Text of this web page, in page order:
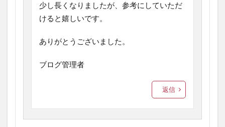
少し長くなりましたが、参考にしていただ
けると嬉しいです。
ありがとうございました。
ブログ管理者
返信